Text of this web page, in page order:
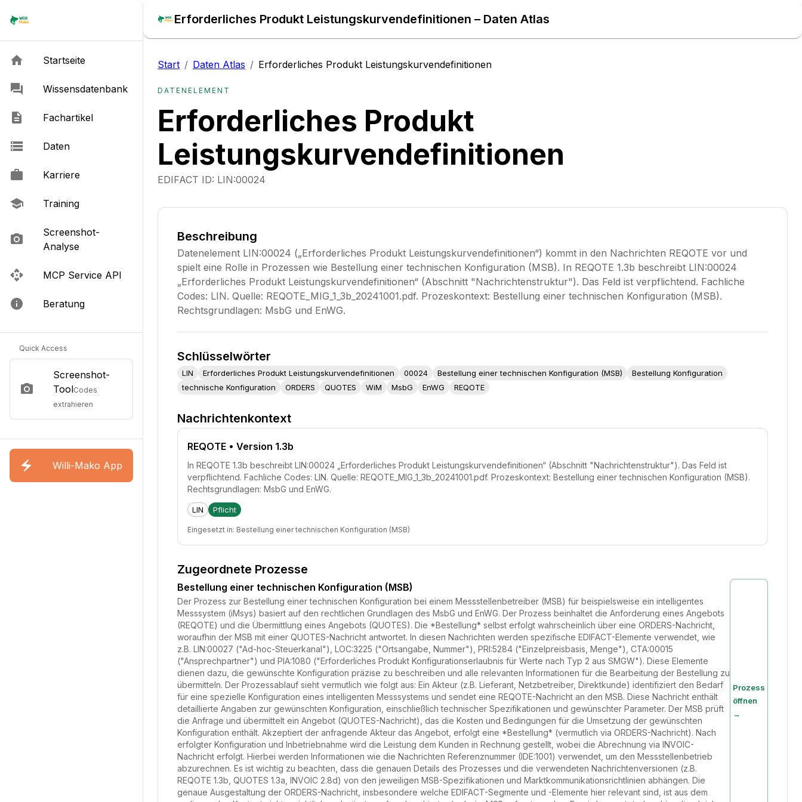
Erforderliches Produkt Leistungskurvendefinitionen – Daten Atlas
Startseite
Wissensdatenbank
Fachartikel
Daten
Karriere
Training
Screenshot-
Analyse
MCP Service API
Beratung
Quick Access
Screenshot-
ToolCodes
extrahieren
Willi-Mako App
Start / Daten Atlas / Erforderliches Produkt Leistungskurvendefinitionen
DATENELEMENT
Erforderliches Produkt
Leistungskurvendefinitionen
EDIFACT ID: LIN:00024
Beschreibung
Datenelement LIN:00024 („Erforderliches Produkt Leistungskurvendefinitionen“) kommt in den Nachrichten REQOTE vor und
spielt eine Rolle in Prozessen wie Bestellung einer technischen Konfiguration (MSB). In REQOTE 1.3b beschreibt LIN:00024
„Erforderliches Produkt Leistungskurvendefinitionen“ (Abschnitt "Nachrichtenstruktur"). Das Feld ist verpflichtend. Fachliche
Codes: LIN. Quelle: REQOTE_MIG_1_3b_20241001.pdf. Prozeskontext: Bestellung einer technischen Konfiguration (MSB).
Rechtsgrundlagen: MsbG und EnWG.
Schlüsselwörter
LIN Erforderliches Produkt Leistungskurvendefinitionen 00024 Bestellung einer technischen Konfiguration (MSB)
Bestellung Konfiguration
technische Konfiguration
ORDERS QUOTES WiM MsbG EnWG REQOTE
Nachrichtenkontext
REQOTE • Version 1.3b
In REQOTE 1.3b beschreibt LIN:00024 „Erforderliches Produkt Leistungskurvendefinitionen“ (Abschnitt "Nachrichtenstruktur"). Das Feld ist
verpflichtend. Fachliche Codes: LIN. Quelle: REQOTE_MIG_1_3b_20241001.pdf. Prozeskontext: Bestellung einer technischen Konfiguration (MSB).
Rechtsgrundlagen: MsbG und EnWG.
LIN Pflicht
Eingesetzt in: Bestellung einer technischen Konfiguration (MSB)
Zugeordnete Prozesse
Bestellung einer technischen Konfiguration (MSB)
Der Prozess zur Bestellung einer technischen Konfiguration bei einem Messstellenbetreiber (MSB) für beispielsweise ein intelligentes
Messsystem (iMsys) basiert auf den rechtlichen Grundlagen des MsbG und EnWG. Der Prozess beinhaltet die Anforderung eines Angebots
(REQOTE) und die Übermittlung eines Angebots (QUOTES). Die *Bestellung* selbst erfolgt wahrscheinlich über eine ORDERS-Nachricht,
woraufhin der MSB mit einer QUOTES-Nachricht antwortet. In diesen Nachrichten werden spezifische EDIFACT-Elemente verwendet, wie
z.B. LIN:00027 ("Ad-hoc-Steuerkanal"), LOC:3225 ("Ortsangabe, Nummer"), PRI:5284 ("Einzelpreisbasis, Menge"), CTA:00015
("Ansprechpartner") und PIA:1080 ("Erforderliches Produkt Konfigurationserlaubnis für Werte nach Typ 2 aus SMGW"). Diese Elemente
dienen dazu, die gewünschte Konfiguration präzise zu beschreiben und alle relevanten Informationen für die Bearbeitung der Bestellung zu
übermitteln. Der Prozessablauf sieht vermutlich wie folgt aus: Ein Akteur (z.B. Lieferant, Netzbetreiber, Direktkunde) identifiziert den Bedarf
für eine spezielle Konfiguration eines intelligenten Messsystems und sendet eine REQOTE-Nachricht an den MSB. Diese Nachricht enthält
detaillierte Angaben zur gewünschten Konfiguration, einschließlich technischer Spezifikationen und gewünschter Parameter. Der MSB prüft
die Anfrage und übermittelt ein Angebot (QUOTES-Nachricht), das die Kosten und Bedingungen für die Umsetzung der gewünschten
Konfiguration enthält. Akzeptiert der anfragende Akteur das Angebot, erfolgt eine *Bestellung* (vermutlich via ORDERS-Nachricht). Nach
erfolgter Konfiguration und Inbetriebnahme wird die Leistung dem Kunden in Rechnung gestellt, wobei die Abrechnung via INVOIC-
Nachricht erfolgt. Hierbei werden Informationen wie die Nachrichten Referenznummer (IDE:1001) verwendet, um den Messstellenbetrieb
abzurechnen. Es ist wichtig zu beachten, dass die genauen Details des Prozesses und die verwendeten Nachrichtenversionen (z.B.
REQOTE 1.3b, QUOTES 1.3a, INVOIC 2.8d) von den jeweiligen MSB-Spezifikationen und Marktkommunikationsrichtlinien abhängen. Die
genaue Ausgestaltung der ORDERS-Nachricht, insbesondere welche EDIFACT-Segmente und -Elemente hier relevant sind, ist aus dem
Prozess
öffnen
→